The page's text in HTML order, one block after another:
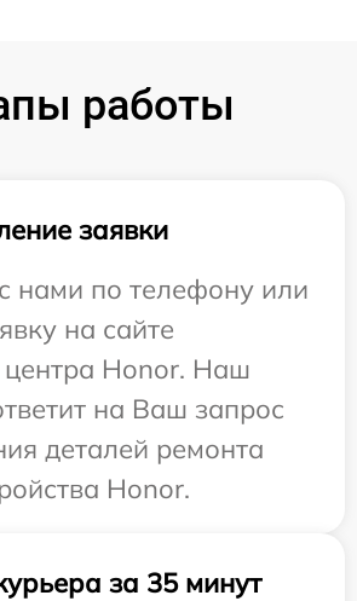
работы
заявки
нами по телефону или
на сайте
центра Honor. Наш
на Ваш запрос
деталей ремонта
Honor.
за 35 минут